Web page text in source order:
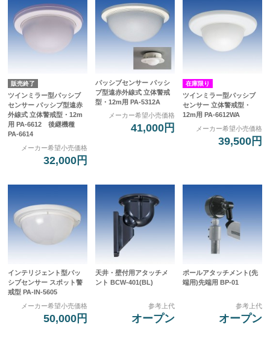
販売終了
ツインミラー型パッシブ
センサー パッシブ型遠赤
外線式 立体警戒型・12m
用 PA-6612 後継機種
PA-6614
メーカー希望小売価格
32,000円
パッシブセンサー パッシ
ブ型遠赤外線式 立体警戒
型・12m用 PA-5312A
メーカー希望小売価格
41,000円
在庫限り
ツインミラー型パッシブ
センサー 立体警戒型・
12m用 PA-6612WA
メーカー希望小売価格
39,500円
インテリジェント型パッ
シブセンサー スポット警
戒型 PA-IN-5605
メーカー希望小売価格
50,000円
天井・壁付用アタッチメ
ント BCW-401(BL)
参考上代
オープン
ポールアタッチメント(先
端用)先端用 BP-01
参考上代
オープン